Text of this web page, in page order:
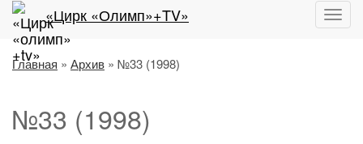
меню
«Цирк «Олимп»+TV»
Главная » Архив » №33 (1998)
№33 (1998)